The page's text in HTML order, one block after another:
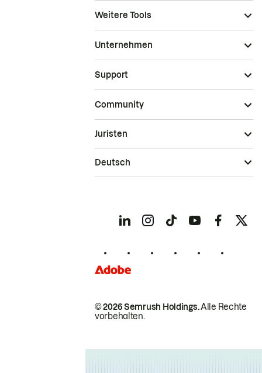
Weitere Tools
Unternehmen
Support
Community
© 2026 Semrush Holdings.Alle Rechte
vorbehalten.
Juristen
Deutsch